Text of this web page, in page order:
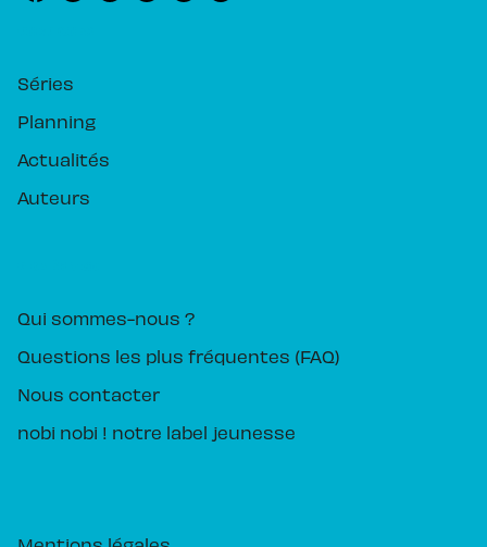
Séries
Planning
Actualités
Auteurs
Qui sommes-nous ?
Questions les plus fréquentes (FAQ)
Nous contacter
nobi nobi ! notre label jeunesse